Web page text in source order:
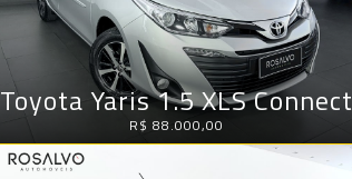
Toyota Yaris 1.5 XLS Connect
R$ 88.000,00